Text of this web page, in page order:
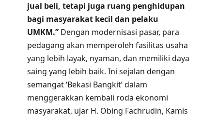
jual beli, tetapi juga ruang penghidupan
bagi masyarakat kecil dan pelaku
UMKM.” Dengan modernisasi pasar, para
pedagang akan memperoleh fasilitas usaha
yang lebih layak, nyaman, dan memiliki daya
saing yang lebih baik. Ini sejalan dengan
semangat ‘Bekasi Bangkit’ dalam
menggerakkan kembali roda ekonomi
masyarakat, ujar H. Obing Fachrudin, Kamis